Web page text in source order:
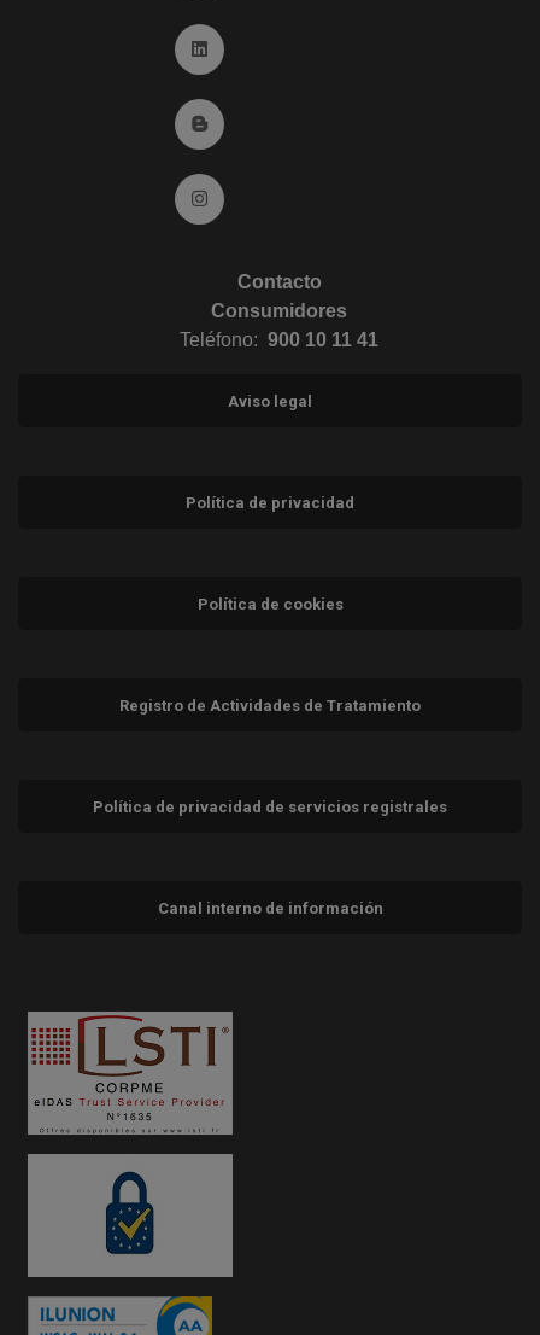
Ir a Linkedin (abre en ventana nueva)
Ir al Blog (abre en ventana nueva)
Ir a Instagram (abre en ventana nueva)
Contacto
Consumidores
Teléfono: 900 10 11 41
Aviso legal
Política de privacidad
Política de cookies
Registro de Actividades de Tratamiento
Política de privacidad de servicios registrales
Canal interno de información